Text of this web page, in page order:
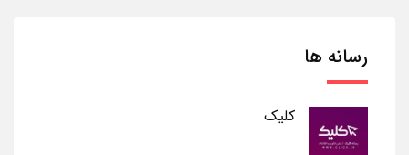
رسانه ها
کلیک